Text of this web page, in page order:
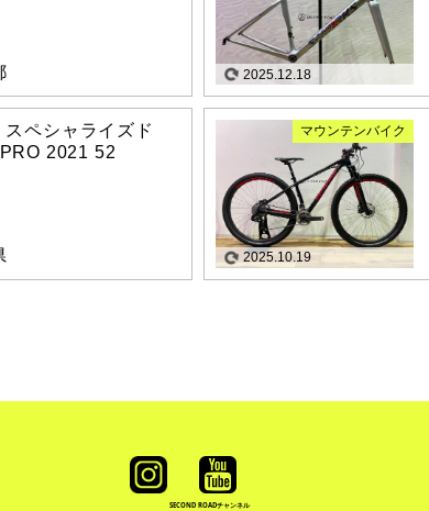
2025.12.18
ペシャライズド
2021 52
マウンテンバイク
2025.10.19
SECOND ROADチャンネル